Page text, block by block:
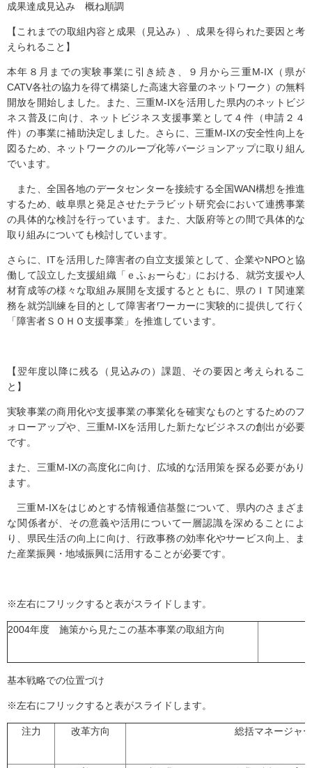
成果達成見込み 概ね順調
【これまでの取組内容と成果（見込み）、成果を得られた要因と考
えられること】
本年８月までの実験事業に引き続き、９月から三重M-IX（県が
CATV各社の協力を得て構築した高速大容量のネットワーク）の無料
開放を開始しました。また、三重M-IXを活用した県内のネットビジ
ネス普及に向け、ネットビジネス支援事業として４件（申請２４
件）の事業に補助決定しました。さらに、三重M-IXの安全性向上を
図るため、ネットワークのループ化等バージョンアップに取り組ん
でいます。
また、全国各地のデータセンターを接続する全国WAN構想を推進
するため、岐阜県と発足させたテラビット研究会において連携事業
の具体的な検討を行っています。また、大阪府等との間で具体的な
取り組みについても検討しています。
さらに、ITを活用した障害者の自立支援策として、企業やNPOと協
働して設立した支援組織「ｅふぉーらむ」における、就労支援や人
材育成等の様々な取組み展開を支援するとともに、県のＩＴ関連業
務を就労訓練を目的として障害者ワーカーに実験的に提供して行く
「障害者ＳＯＨＯ支援事業」を推進しています。
【翌年度以降に残る（見込みの）課題、その要因と考えられるこ
と】
実験事業の商用化や支援事業の事業化を確実なものとするためのフ
ォローアップや、三重M-IXを活用した新たなビジネスの創出が必要
です。
また、三重M-IXの高度化に向け、広域的な活用策を探る必要があり
ます。
三重M-IXをはじめとする情報通信基盤について、県内のさまざま
な関係者が、その意義や活用について一層認識を深めることによ
り、県民生活の向上に向け、行政事務の効率化やサービス向上、ま
た産業振興・地域振興に活用することが必要です。
※左右にフリックすると表がスライドします。
2004年度 施策から見たこの基本事業の取組方向
基本戦略での位置づけ
※左右にフリックすると表がスライドします。
注力 改革方向 総括マネージャ